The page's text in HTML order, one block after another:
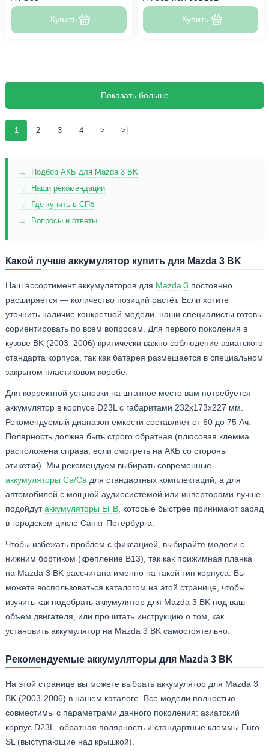
Купить Купить
1 2 3 4 > >|
Показать больше
Подбор АКБ для Mazda 3 BK
Наши рекомендации
Где купить в СПб
Вопросы и ответы
Какой лучше аккумулятор купить для Mazda 3 BK
Наш ассортимент аккумуляторов для Mazda 3 постоянно
расширяется — количество позиций растёт. Если хотите
уточнить наличие конкретной модели, наши специалисты готовы
сориентировать по всем вопросам. Для первого поколения в
кузове BK (2003–2006) критически важно соблюдение азиатского
стандарта корпуса, так как батарея размещается в специальном
закрытом пластиковом коробе.
Для корректной установки на штатное место вам потребуется
аккумулятор в корпусе D23L с габаритами 232x173x227 мм.
Рекомендуемый диапазон ёмкости составляет от 60 до 75 Ач.
Полярность должна быть строго обратная (плюсовая клемма
расположена справа, если смотреть на АКБ со стороны
этикетки). Мы рекомендуем выбирать современные
аккумуляторы Ca/Ca для стандартных комплектаций, а для
автомобилей с мощной аудиосистемой или инверторами лучше
подойдутаккумуляторы EFB , которые быстрее принимают заряд
в городском цикле Санкт-Петербурга.
Чтобы избежать проблем с фиксацией, выбирайте модели с
нижним бортиком (крепление B13), так как прижимная планка
на Mazda 3 BK рассчитана именно на такой тип корпуса. Вы
можете воспользоваться каталогом на этой странице, чтобы
изучить как подобрать аккумулятор для Mazda 3 BK под ваш
объем двигателя, или прочитать инструкцию о том, как
установить аккумулятор на Mazda 3 BK самостоятельно.
Рекомендуемые аккумуляторы для Mazda 3 BK
На этой странице вы можете выбрать аккумулятор для Mazda 3
BK (2003-2006) в нашем каталоге. Все модели полностью
совместимы с параметрами данного поколения: азиатский
корпус D23L, обратная полярность и стандартные клеммы Euro
SL (выступающие над крышкой).